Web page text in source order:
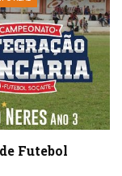
Futebol